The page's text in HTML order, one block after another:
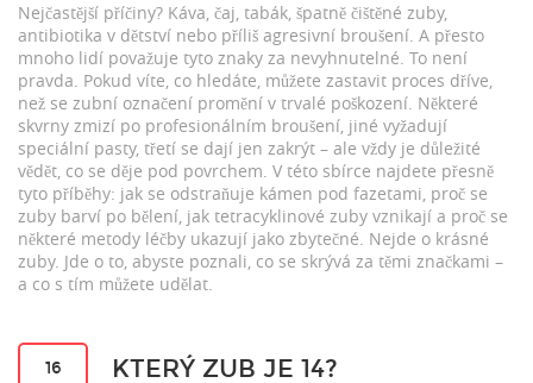
Nejčastější příčiny? Káva, čaj, tabák, špatně čištěné zuby,
antibiotika v dětství nebo příliš agresivní broušení. A přesto
mnoho lidí považuje tyto znaky za nevyhnutelné. To není
pravda. Pokud víte, co hledáte, můžete zastavit proces dříve,
než se zubní označení promění v trvalé poškození. Některé
skvrny zmizí po profesionálním broušení, jiné vyžadují
speciální pasty, třetí se dají jen zakrýt – ale vždy je důležité
vědět, co se děje pod povrchem. V této sbírce najdete přesně
tyto příběhy: jak se odstraňuje kámen pod fazetami, proč se
zuby barví po bělení, jak tetracyklinové zuby vznikají a proč se
některé metody léčby ukazují jako zbytečné. Nejde o krásné
zuby. Jde o to, abyste poznali, co se skrývá za těmi značkami –
a co s tím můžete udělat.
16
KTERÝ ZUB JE 14?